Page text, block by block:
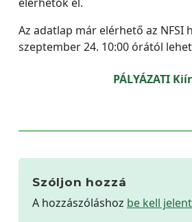
Az adatlap már elérhető az NFSI
szeptember 24. 10:00 órától
PÁLYÁZATI
Szóljon hozzá
A hozzászóláshoz be kell